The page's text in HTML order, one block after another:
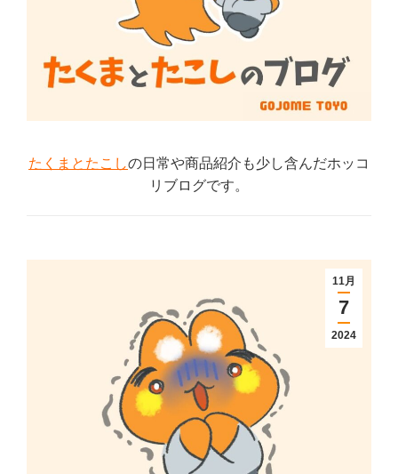
たくまとたこしの日常や商品紹介も少し含んだホッコ
リブログです。
11月
7
2024